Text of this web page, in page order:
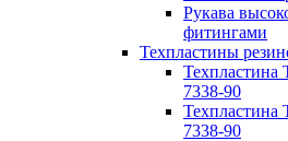
Рукава
фитингами
Техпластины
7338-90
7338-90